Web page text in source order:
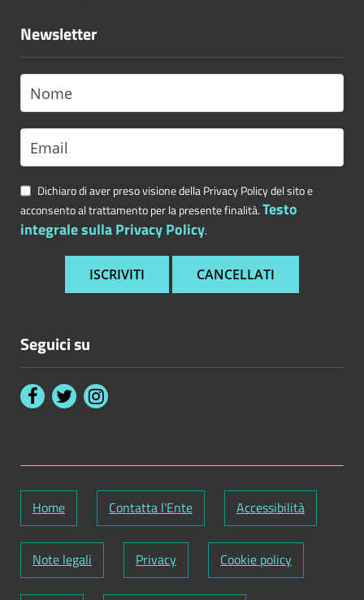
Newsletter
Dichiaro di aver preso visione della Privacy Policy del sito e
acconsento al trattamento per la presente finalità.Testo
integrale sulla Privacy Policy.
Seguici su
Home Contatta l'Ente Accessibilità
Note legali Privacy Cookie policy